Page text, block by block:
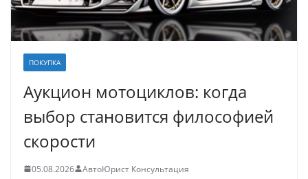
ПОКУПКА
Аукцион мотоциклов: когда
выбор становится философией
скорости
05.08.2026 АвтоЮрист Консультация